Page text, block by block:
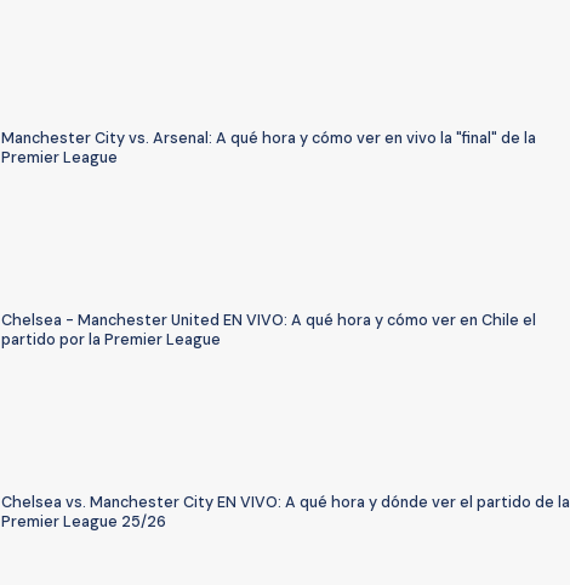
Manchester City vs. Arsenal: A qué hora y cómo ver en vivo la "final" de la
Premier League
Chelsea - Manchester United EN VIVO: A qué hora y cómo ver en Chile el
partido por la Premier League
Chelsea vs. Manchester City EN VIVO: A qué hora y dónde ver el partido de la
Premier League 25/26